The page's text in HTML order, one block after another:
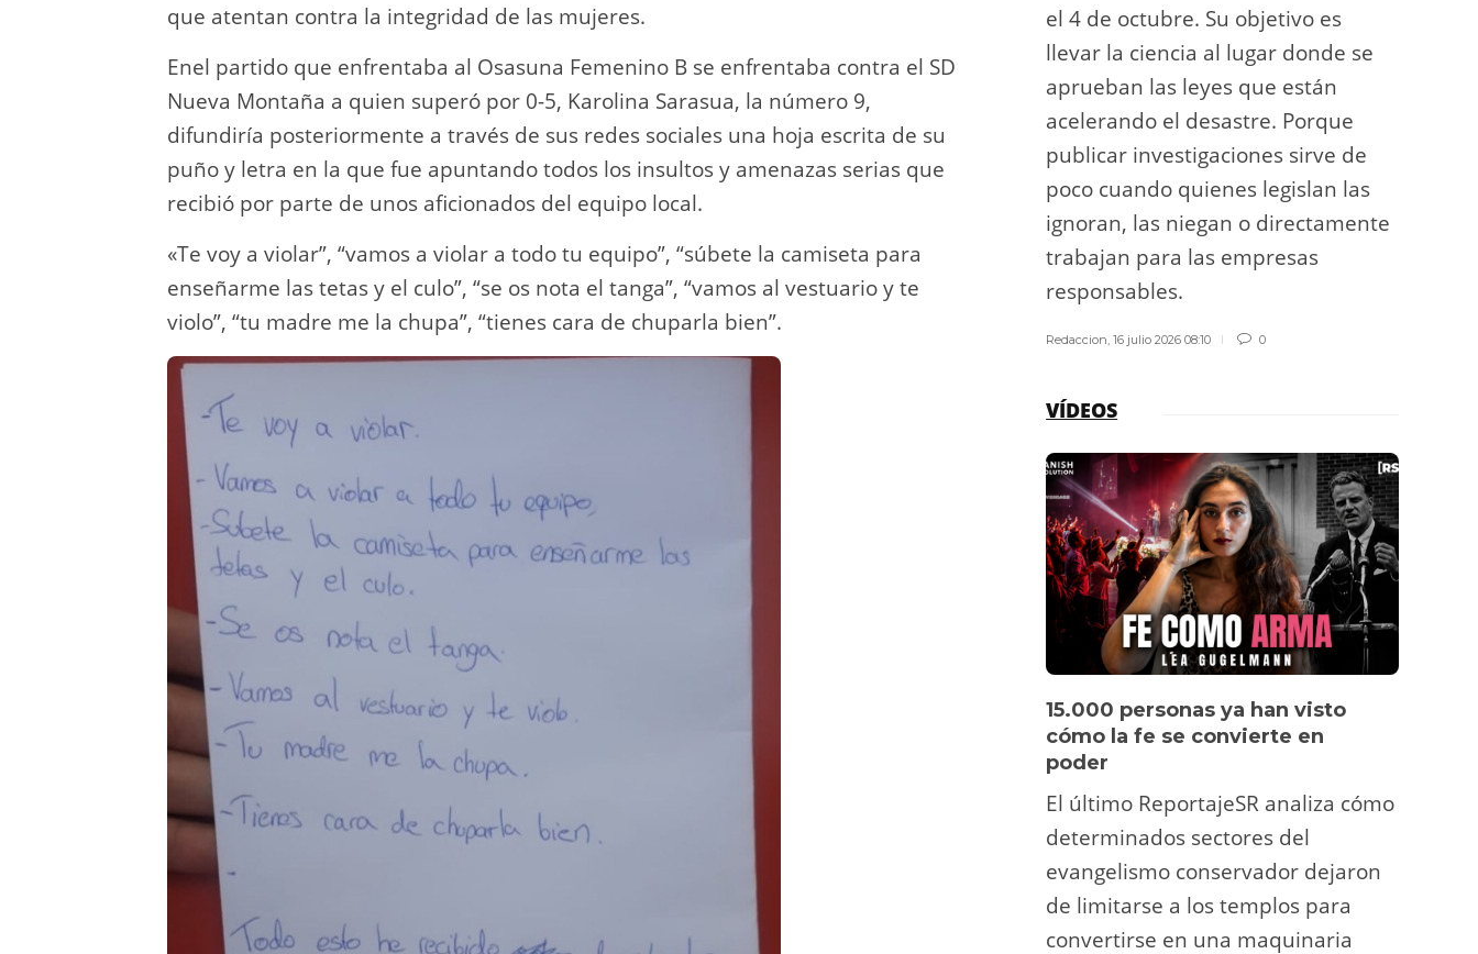
que atentan contra la integridad de las mujeres.
Enel partido que enfrentaba al Osasuna Femenino B se enfrentaba contra el SD
Nueva Montaña a quien superó por 0-5, Karolina Sarasua, la número 9,
difundiría posteriormente a través de sus redes sociales una hoja escrita de su
puño y letra en la que fue apuntando todos los insultos y amenazas serias que
recibió por parte de unos aficionados del equipo local.
«Te voy a violar”, “vamos a violar a todo tu equipo”, “súbete la camiseta para
enseñarme las tetas y el culo”, “se os nota el tanga”, “vamos al vestuario y te
violo”, “tu madre me la chupa”, “tienes cara de chuparla bien”.
el 4 de octubre. Su objetivo es
llevar la ciencia al lugar donde se
aprueban las leyes que están
acelerando el desastre. Porque
publicar investigaciones sirve de
poco cuando quienes legislan las
ignoran, las niegan o directamente
trabajan para las empresas
responsables.
Redaccion ,16 julio 2026 08:10 0
VÍDEOS
15.000 personas ya han visto
cómo la fe se convierte en
poder
El último ReportajeSR analiza cómo
determinados sectores del
evangelismo conservador dejaron
de limitarse a los templos para
convertirse en una maquinaria